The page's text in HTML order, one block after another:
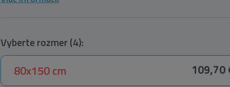
Vyberte rozmer (4):
80x150 cm 109,70